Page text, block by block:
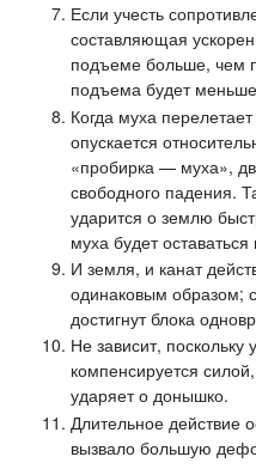
Если учесть
составляющая
подъеме больше, чем
подъема будет
Когда муха
опускается
«пробирка — муха»,
свободного падения.
ударится о землю
муха будет
И земля, и канат
одинаковым образом;
достигнут блока
Не зависит,
компенсируется
ударяет о донышко.
Длительное действие
вызвало большую